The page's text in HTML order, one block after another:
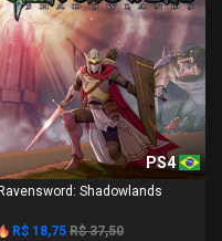
PS4
Ravensword: Shadowlands
R$ 18,75 R$ 37,50